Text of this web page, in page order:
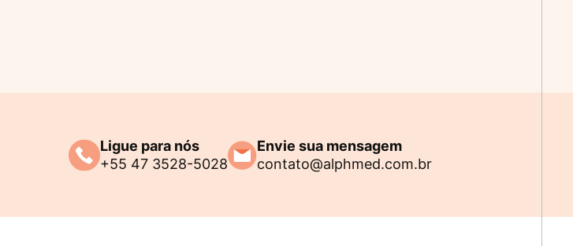
Ligue para nós
+55 47 3528-5028
Envie sua mensagem
contato@alphmed.com.br